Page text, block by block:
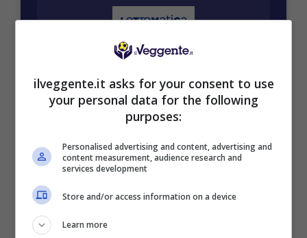
BONUS BENVENUTO LOTTOMATICA: 2050€
Per i nuovi utenti della piattaforma: 100% fino a 50€ in
Bonus Scommesse + 100% fino a 2000€ in Bonus
Sport
2050€
VERIFICA
ilveggente.it asks for your consent to use
your personal data for the following
purposes:
Personalised advertising and content, advertising and
content measurement, audience research and
services development
Store and/or access information on a device
Learn more